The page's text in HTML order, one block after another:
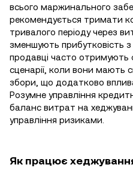
всього маржинального
рекомендується тримати
тривалого періоду через
зменшують прибутковість
продавці часто отримують
сценарії, коли вони мають
збори, що додатково
Розумне управління
баланс витрат на
управління ризиками.
Як працює